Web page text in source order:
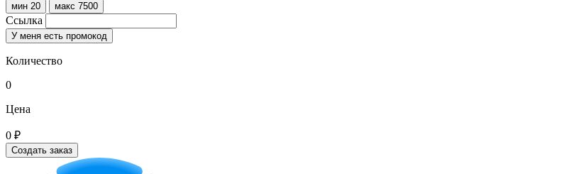
мин 20 макс 7500
Ссылка
У меня есть промокод
Количество
0
Цена
0 ₽
Создать заказ